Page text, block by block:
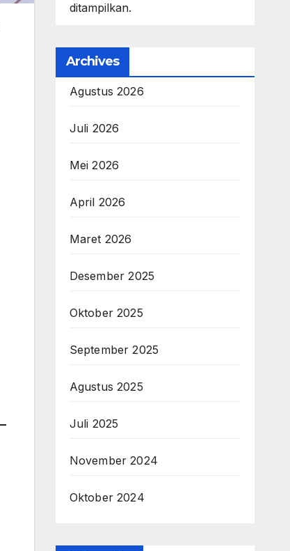
ditampilkan.
Archives
Agustus 2026
Juli 2026
Mei 2026
April 2026
Maret 2026
Desember 2025
Oktober 2025
September 2025
Agustus 2025
Juli 2025
November 2024
Oktober 2024